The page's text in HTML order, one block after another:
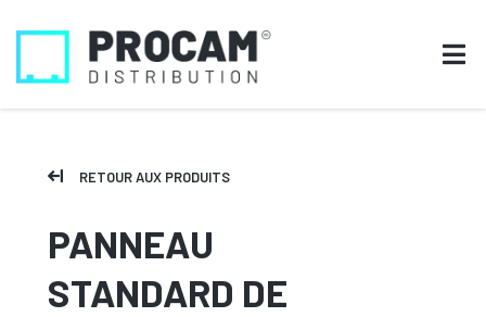
RETOUR AUX PRODUITS
PANNEAU
STANDARD DE